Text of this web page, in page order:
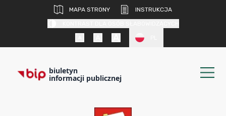
MAPA STRONY
INSTRUKCJA
biuletyn
informacji publicznej